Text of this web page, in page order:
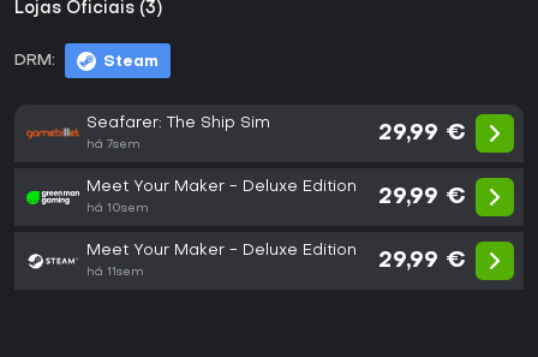
Lojas Oficiais (3)
DRM: Steam
Seafarer: The Ship Sim
há 7sem
29,99 €
Meet Your Maker - Deluxe Edition
há 10sem
29,99 €
Meet Your Maker - Deluxe Edition
há 11sem
29,99 €